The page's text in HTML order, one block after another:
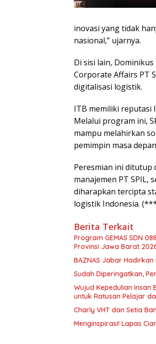
inovasi yang tidak
nasional,” ujarnya.
Di sisi lain,
Corporate Affairs PT
digitalisasi logistik.
ITB memiliki reputasi
Melalui program ini,
mampu melahirkan
pemimpin masa
Peresmian ini ditutup
manajemen PT SPIL,
diharapkan tercipta
logistik Indonesia.
Berita Terkait
Program GEMAS SDN
Provinsi Jawa Barat
BAZNAS Jabar
Sudah Diperingatkan,
Wujud Kepedulian Insan
untuk Ratusan Pelajar
Charly VHT dan Setia
Menginspirasi! Lapas